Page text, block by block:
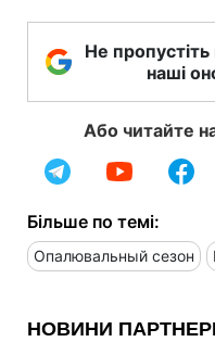
Не
наші
Або читайте
Більше по темі:
Опалювальный сезон